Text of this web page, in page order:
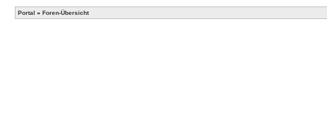
Portal » Foren-Übersicht